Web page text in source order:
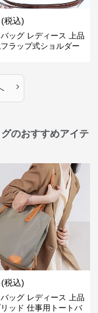
(税込)
ッグ レディース 上品
ラップ式ショルダー
›
のおすすめアイテ
(税込)
ッグ レディース 上品
ッド 仕事用トートバ